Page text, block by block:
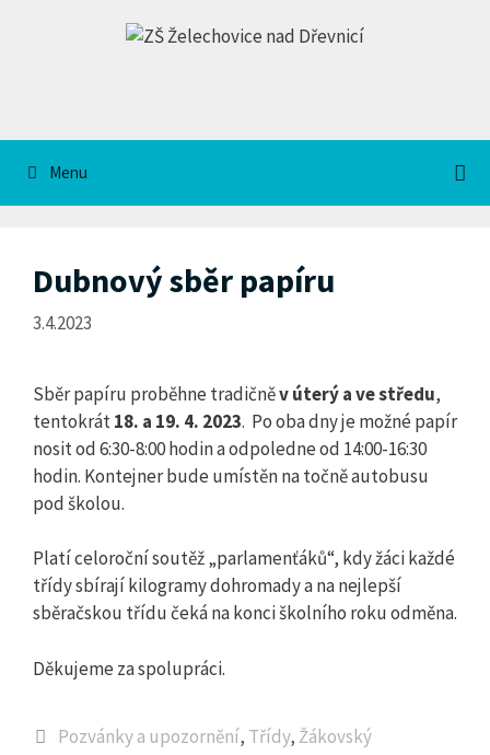
Menu
Dubnový sběr papíru
3.4.2023
Sběr papíru proběhne tradičněv úterý a vestředu,
tentokrát18. a 19. 4. 2023. Po oba dny je možné papír
nosit od 6:30-8:00 hodin a odpoledne od 14:00-16:30
hodin. Kontejner bude umístěn na točně autobusu
pod školou.
Platí celoroční soutěž „parlamenťáků“, kdy žáci každé
třídy sbírají kilogramy dohromady a na nejlepší
sběračskou třídu čeká na konci školního roku odměna.
Děkujeme za spolupráci.
Rubriky
Pozvánky a upozornění, Třídy, Žákovský